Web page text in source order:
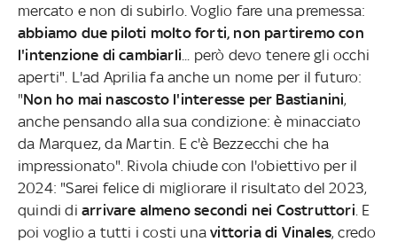
mercato e non di subirlo. Voglio fare una premessa:
abbiamo due piloti molto forti, non partiremo con
l'intenzione di cambiarli ... però devo tenere gli occhi
aperti". L'ad Aprilia fa anche un nome per il futuro:
"Non ho mai nascosto l'interesse per Bastianini,
anche pensando alla sua condizione: è minacciato
da Marquez, da Martin. E c'è Bezzecchi che ha
impressionato". Rivola chiude con l'obiettivo per il
2024: "Sarei felice di migliorare il risultato del 2023,
quindi di arrivare almeno secondi nei Costruttori . E
poi voglio a tutti i costi unavittoria di Vinales, credo